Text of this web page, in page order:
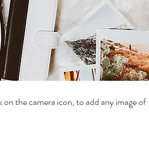
the camera icon, to add any image of